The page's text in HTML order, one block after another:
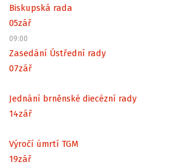
Biskupská rada
05zář
09:00
Zasedání Ústřední rady
07zář
Jednání brněnské diecézní rady
14zář
Výročí úmrtí TGM
19zář